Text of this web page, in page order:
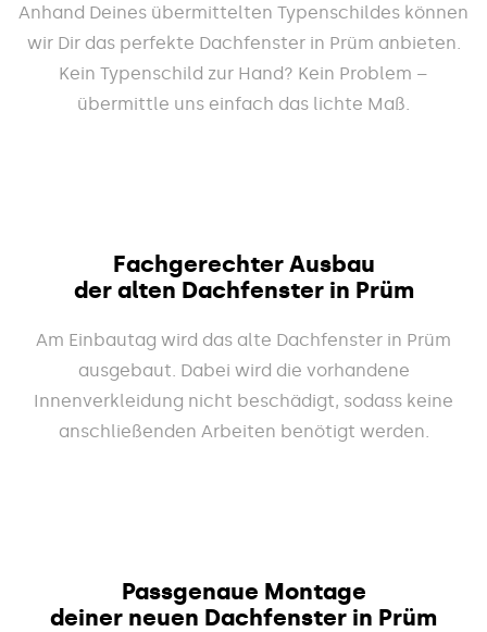
Anhand Deines übermittelten Typenschildes können
wir Dir das perfekte Dachfenster in Prüm anbieten.
Kein Typenschild zur Hand? Kein Problem –
übermittle uns einfach das lichte Maß.
Fachgerechter Ausbau
der alten Dachfenster in Prüm
Am Einbautag wird das alte Dachfenster in Prüm
ausgebaut. Dabei wird die vorhandene
Innenverkleidung nicht beschädigt, sodass keine
anschließenden Arbeiten benötigt werden.
Passgenaue Montage
deiner neuen Dachfenster in Prüm